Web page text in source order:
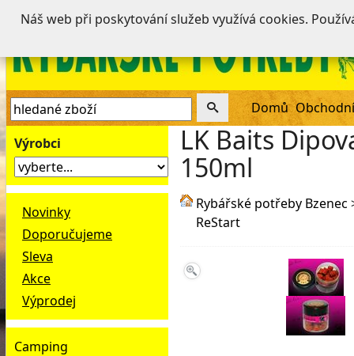
Domů
Výrobci
Novinky
Doporučujeme
Sleva
Akce
Výprodej
Camping
LK Baits
150ml
Rybářské potřeby Bzenec
ReStart
Náš web při poskytování služeb využívá cookies.